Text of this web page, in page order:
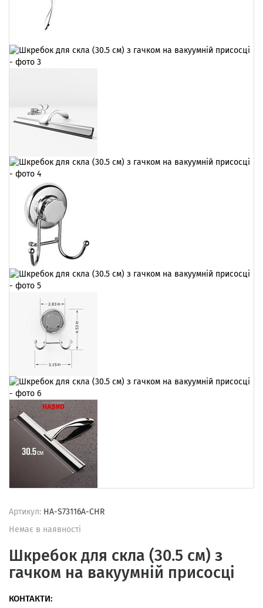
Артикул: HA-S73116A-CHR
Немає в наявності
Шкребок для скла (30.5 см) з
гачком на вакуумній присосці
КОНТАКТИ: